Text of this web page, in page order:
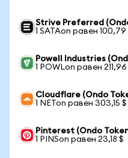
Strive Preferred
1 SATAon равен 100,79
Powell Industries
1 POWLon равен 211,96
Cloudflare (Ondo
1 NETon равен 303,15 $
Pinterest (Ondo
1 PINSon равен 23,18 $